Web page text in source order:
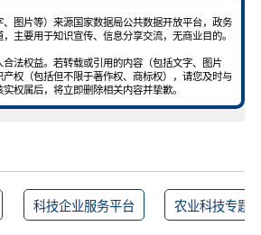
图片等）来源国家数据局公共数据开放平台，政务
主要用于知识宣传、信息分享交流，无商业目的。
法权益。若转载或引用的内容（包括文字、图片
权（包括但不限于著作权、商标权），请您及时与
权属后，将立即删除相关内容并挚歉。
科技企业服务平台 农业科技专题